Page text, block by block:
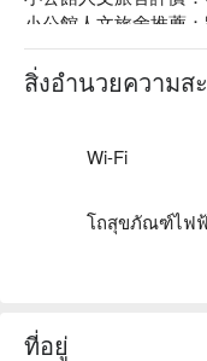
小公館人文旅舍推薦
間，從多人房型到精
設計，充滿整潔感讓
旅舍休息方案立刻查看⬇︎
สิ่งอำนวยความส
Wi-Fi
โถสุขภัณฑ์ไฟ
ที่อยู่